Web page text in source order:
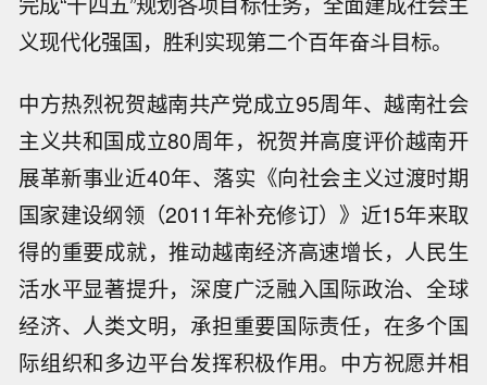
义现代化强国，胜利实现第二个百年奋斗目标。
中方热烈祝贺越南共产党成立95周年、越南社会
主义共和国成立80周年，祝贺并高度评价越南开
展革新事业近40年、落实《向社会主义过渡时期
国家建设纲领（2011年补充修订）》近15年来取
得的重要成就，推动越南经济高速增长，人民生
活水平显著提升，深度广泛融入国际政治、全球
经济、人类文明，承担重要国际责任，在多个国
际组织和多边平台发挥积极作用。中方祝愿并相